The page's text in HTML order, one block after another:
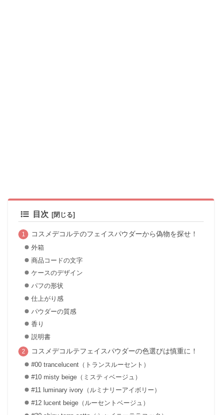
目次
コスメデコルテのフェイスパウダーから偽物を探せ！
外箱
商品コードの文字
ケースのデザイン
パフの形状
仕上がり感
パウダーの質感
香り
説明書
コスメデコルテフェイスパウダーの色選びは慎重に！
#00 trancelucent（トランスルーセント）
#10 misty beige（ミスティベージュ）
#11 luminary ivory（ルミナリーアイボリー）
#12 lucent beige（ルーセントベージュ）